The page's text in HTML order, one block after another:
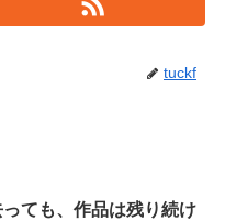
tuckf
ても、作品は残り続け